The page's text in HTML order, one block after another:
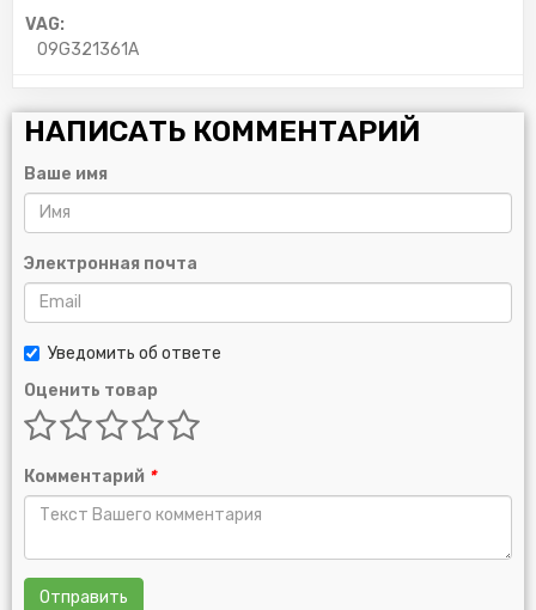
VAG:
09G321361A
НАПИСАТЬ КОММЕНТАРИЙ
Ваше имя
Электронная почта
Уведомить об ответе
Оценить товар
Комментарий *
Отправить